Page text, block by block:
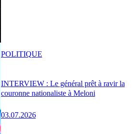
INTERVIEW : Le général prêt à ravir la
couronne nationaliste à Meloni
03.07.2026
POLITIQUE